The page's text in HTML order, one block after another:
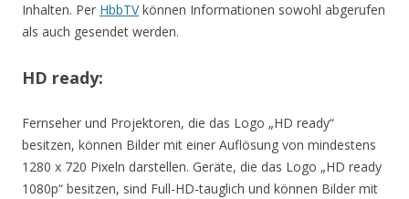
Inhalten. Per HbbTVkönnen Informationen sowohl abgerufen
als auch gesendet werden.
HD ready:
Fernseher und Projektoren, die das Logo „HD ready“
besitzen, können Bilder mit einer Auflösung von mindestens
1280 x 720 Pixeln darstellen. Geräte, die das Logo „HD ready
1080p“ besitzen, sind Full-HD-tauglich und können Bilder mit